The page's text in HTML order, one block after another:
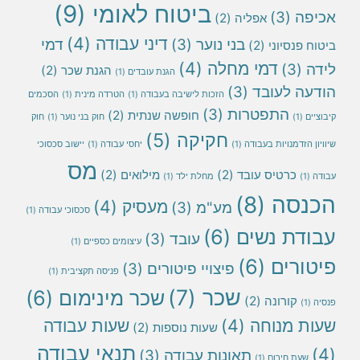
אכיפה (3) אפליה (2) ביטוח לאומי (9)
ביטוח פנסיוני (2) בני נוער (3) דיני עבודה (4)
דמי
לידה (3) דמי מחלה (4) הגנת עובדים (1) הגנת שכר (2)
הודעה לעובד (3) הזכות לישיבה בעבודה (1) הטרדה מינית (1) הסכמים
קיבוציים (1) התפטרות (3) חופשה שנתית (2) חוק בני נוער (1) חוק
שיוויון הזדמנויות בעבודה (1) חקיקה (5) יחסי עבודה (1) יישוב סכסוכי
עבודה (1) כרטיס עובד (2) מחלת ילד (1) מילואים (2)
מס
הכנסה (8) מע"מ (3) מעסיק (4) סכסוכי עבודה (1)
עבודת נשים (6) עובד (3) עיצומים כספיים (1)
פיטורים (6) פיצויי פיטורים (3) פניסה תקציבית (1)
פנסיה (1) קורונה (2) שכר (7) שכר מינימום (6)
שעות מנוחה (4) שעות נוספות (2)
שעות עבודה
(4)
תאונות עבודה (3) תנאי עבודה